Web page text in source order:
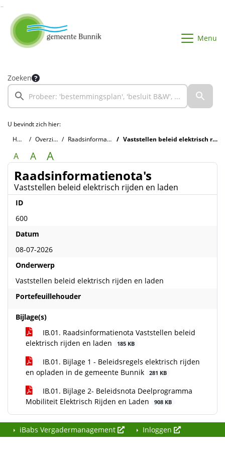
Menu
Zoeken
U bevindt zich hier:
Home
Overzichten Raadsinformatienota's Vaststellen beleid elektrisch rijden en laden
A A A
Raadsinformatienota's
Vaststellen beleid elektrisch rijden en laden
ID
600
Datum
08-07-2026
Onderwerp
Vaststellen beleid elektrisch rijden en laden
Portefeuillehouder
Bijlage(s)
IB.01. Raadsinformatienota Vaststellen beleid
elektrisch rijden en laden
185 KB
IB.01. Bijlage 1 - Beleidsregels elektrisch rijden
en opladen in de gemeente Bunnik
281 KB
IB.01. Bijlage 2- Beleidsnota Deelprogramma
Mobiliteit Elektrisch Rijden en Laden
908 KB
iBabs Vergadermanagement Inloggen